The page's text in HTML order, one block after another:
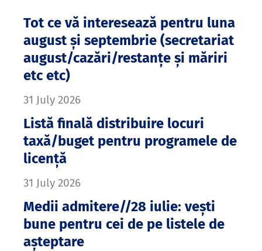
Tot ce vă interesează pentru luna
august și septembrie (secretariat
august/cazări/restanțe și măriri
etc etc)
31 July 2026
Listă finală distribuire locuri
taxă/buget pentru programele de
licență
31 July 2026
Medii admitere//28 iulie: vești
bune pentru cei de pe listele de
așteptare